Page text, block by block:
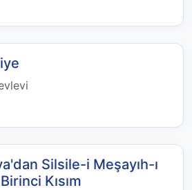
Silsile-i Meşayıh-ı
Kısım